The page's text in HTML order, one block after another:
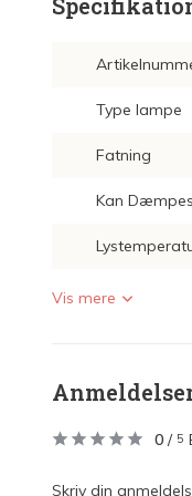
Type lampe
Fatning
Kan Dæmpes
Vis mere
0 / 5
Skriv din